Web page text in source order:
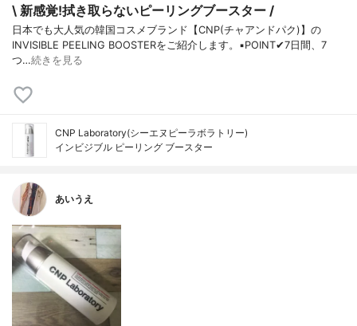
\ 新感覚!拭き取らないピーリングブースター /
日本でも大人気の韓国コスメブランド【CNP(チャアンドパク)】の
INVISIBLE PEELING BOOSTERをご紹介します。▪️POINT✔︎7日間、7
つ…続きを見る
CNP Laboratory(シーエヌピーラボラトリー)
インビジブル ピーリング ブースター
あいうえ